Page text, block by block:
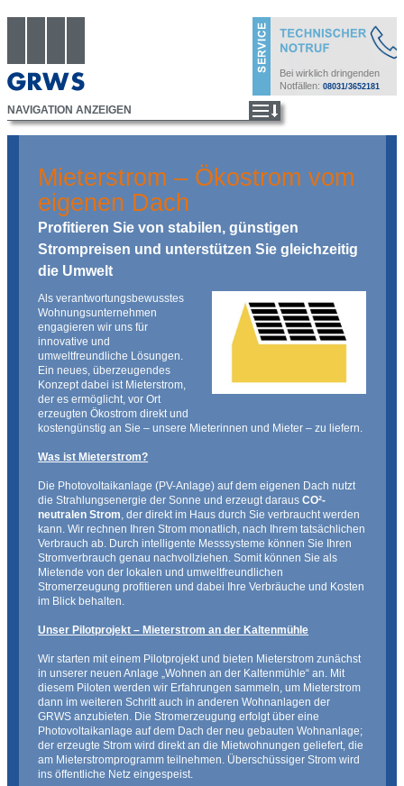
Bei wirklich dringenden
Notfällen:08031/3652181
Mieterstrom – Ökostrom vom
eigenen Dach
Profitieren Sie von stabilen, günstigen
Strompreisen und unterstützen Sie gleichzeitig
die Umwelt
Als verantwortungsbewusstes
Wohnungsunternehmen
engagieren wir uns für
innovative und
umweltfreundliche Lösungen.
Ein neues, überzeugendes
Konzept dabei ist Mieterstrom,
der es ermöglicht, vor Ort
erzeugten Ökostrom direkt und
kostengünstig an Sie – unsere Mieterinnen und Mieter – zu liefern.
Was ist Mieterstrom?
Die Photovoltaikanlage (PV-Anlage) auf dem eigenen Dach nutzt
die Strahlungsenergie der Sonne und erzeugt darausCO²-
neutralen Strom, der direkt im Haus durch Sie verbraucht werden
kann. Wir rechnen Ihren Strom monatlich, nach Ihrem tatsächlichen
Verbrauch ab. Durch intelligente Messsysteme können Sie Ihren
Stromverbrauch genau nachvollziehen. Somit können Sie als
Mietende von der lokalen und umweltfreundlichen
Stromerzeugung profitieren und dabei Ihre Verbräuche und Kosten
im Blick behalten.
Unser Pilotprojekt – Mieterstrom an der Kaltenmühle
Wir starten mit einem Pilotprojekt und bieten Mieterstrom zunächst
in unserer neuen Anlage „Wohnen an der Kaltenmühle“ an. Mit
diesem Piloten werden wir Erfahrungen sammeln, um Mieterstrom
dann im weiteren Schritt auch in anderen Wohnanlagen der
GRWS anzubieten. Die Stromerzeugung erfolgt über eine
Photovoltaikanlage auf dem Dach der neu gebauten Wohnanlage;
der erzeugte Strom wird direkt an die Mietwohnungen geliefert, die
am Mieterstromprogramm teilnehmen. Überschüssiger Strom wird
ins öffentliche Netz eingespeist.